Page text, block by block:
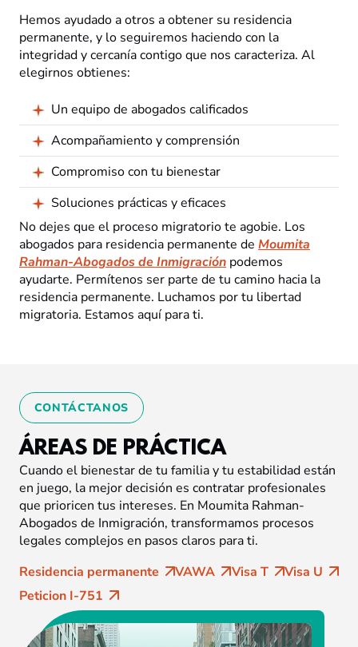
Hemos ayudado a otros a obtener su residencia
permanente, y lo seguiremos haciendo con la
integridad y cercanía contigo que nos caracteriza. Al
elegirnos obtienes:
Un equipo de abogados calificados
Acompañamiento y comprensión
Compromiso con tu bienestar
Soluciones prácticas y eficaces
No dejes que el proceso migratorio te agobie. Los
abogados para residencia permanente de Moumita
Rahman-Abogados de Inmigración podemos
ayudarte. Permítenos ser parte de tu camino hacia la
residencia permanente. Luchamos por tu libertad
migratoria. Estamos aquí para ti.
CONTÁCTANOS
ÁREAS DE PRÁCTICA
Cuando el bienestar de tu familia y tu estabilidad están
en juego, la mejor decisión es contratar profesionales
que prioricen tus intereses. En Moumita Rahman-
Abogados de Inmigración, transformamos procesos
legales complejos en pasos claros para ti.
Residencia permanente
VAWA Visa T
Visa U
Peticion I-751